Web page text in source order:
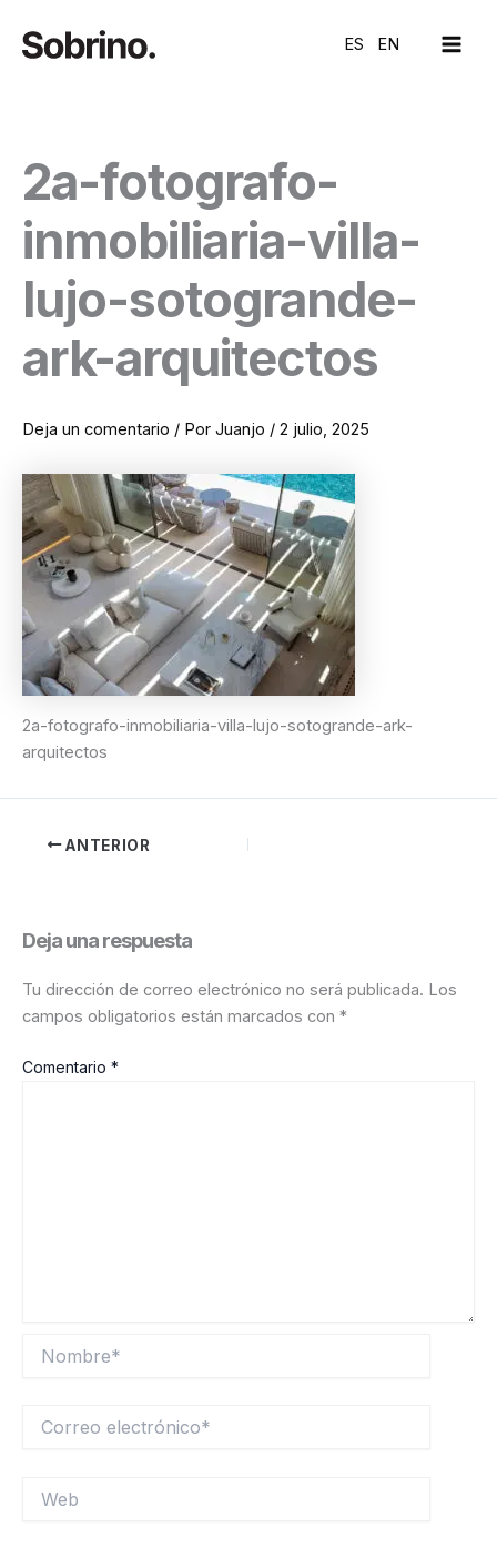
contenido
ES EN
2a-fotografo-
inmobiliaria-villa-
lujo-sotogrande-
ark-arquitectos
Deja un comentario / Por Juanjo / 2 julio, 2025
2a-fotografo-inmobiliaria-villa-lujo-sotogrande-ark-
arquitectos
ANTERIOR
Deja una respuesta
Tu dirección de correo electrónico no será publicada. Los
campos obligatorios están marcados con *
Comentario *
electrónico*